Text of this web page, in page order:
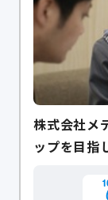
株式会社メ
ップを目指